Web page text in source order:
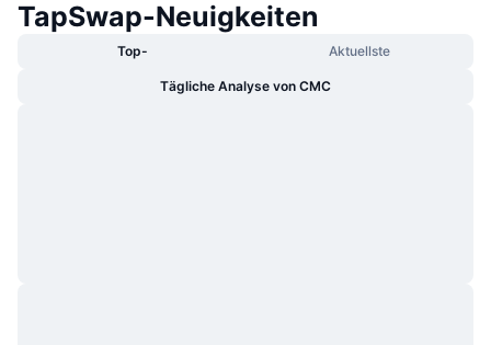
TapSwap-Neuigkeiten
Top- Aktuellste
Tägliche Analyse von CMC